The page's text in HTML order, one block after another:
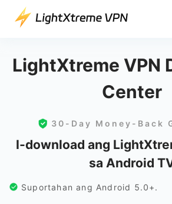
LightXtreme VPN
Center
30-Day Money-Back
I-download ang
sa Android
Suportahan ang Android 5.0+.